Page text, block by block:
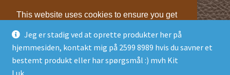
Jeg er stadig ved at oprette produkter her på
hjemmesiden, kontakt mig på 2599 8989 hvis du savner et
bestemt produkt eller har spørgsmål :) mvh Kit
Luk
This website uses cookies to ensure you get
Learn more
Marketing